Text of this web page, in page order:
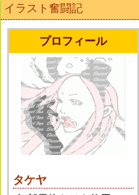
イラスト奮闘記
プロフィール
タケヤ